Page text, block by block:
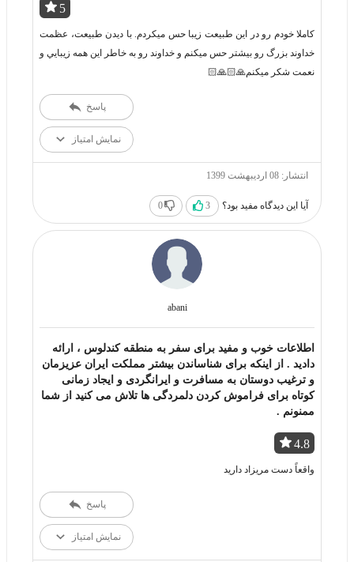
5
كاملا خودم رو در اين طبيعت زيبا حس ميكردم. با ديدن طبيعت، عظمت
خداوند بزرگ رو بيشتر حس ميكنم و خداوند رو به خاطر اين همه زيبايي و
نعمت شكر ميكنم🙏🏻🙏🏻
پاسخ
نمایش امتیاز
انتشار: 08 اردیبهشت 1399
آیا این دیدگاه مفید بود؟ 3
0
abani
اطلاعات خوب و مفید برای سفر به منطقه کندلوس ، ارائه
دادید . از اینکه برای شناساندن بیشتر مملکت ایران عزیزمان
و ترغیب دوستان به مسافرت و ایرانگردی و ایجاد زمانی
کوتاه برای فراموش کردن دلمردگی ها تلاش می کنید از شما
ممنونم .
4.8
واقعاً دست مریزاد دارید
پاسخ
نمایش امتیاز